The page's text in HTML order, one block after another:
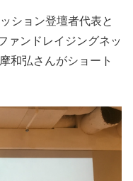
ション登壇者代表と
ァンドレイジングネッ
和弘さんがショート